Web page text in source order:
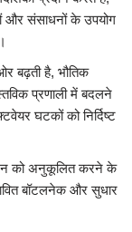
और संसाधनों के उपयोग
बढ़ती है, भौतिक
प्रणाली में बदलने
घटकों को निर्दिष्ट
को अनुकूलित करने के
बॉटलनेक और सुधार